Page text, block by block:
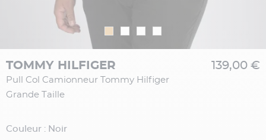
TOMMY HILFIGER
Pull Col Camionneur Tommy Hilfiger
Grande Taille
139,00 €
Couleur : Noir